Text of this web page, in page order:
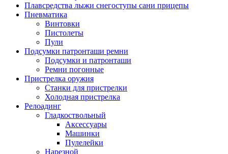
Плавсредства лыжи снегоступы сани прицепы
Пневматика
Винтовки
Пистолеты
Пули
Подсумки патронташи ремни
Подсумки и патронташи
Ремни погонные
Пристрелка оружия
Станки для пристрелки
Холодная пристрелка
Релоадинг
Гладкоствольный
Аксессуары
Машинки
Пулелейки
Нарезной